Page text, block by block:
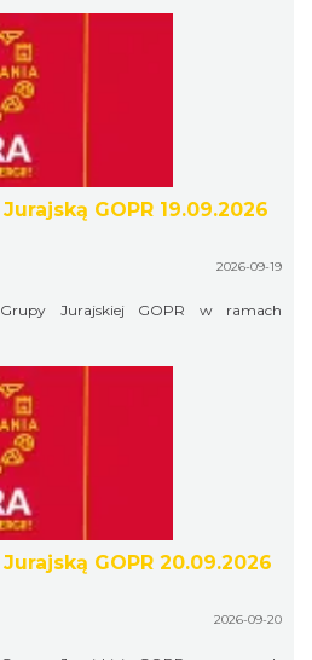
GOPR 19.09.2026
2026-09-19
Jurajskiej GOPR w ramach
GOPR 20.09.2026
2026-09-20